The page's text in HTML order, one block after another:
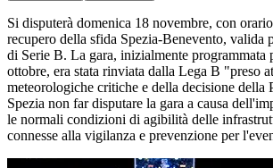
Si disputerà domenica 18 novembre, con
recupero della sfida Spezia-Benevento, valida
di Serie B. La gara, inizialmente programmata
ottobre, era stata rinviata dalla Lega B "preso
meteorologiche critiche e della decisione della
Spezia non far disputare la gara a causa
le normali condizioni di agibilità delle
connesse alla vigilanza e prevenzione per